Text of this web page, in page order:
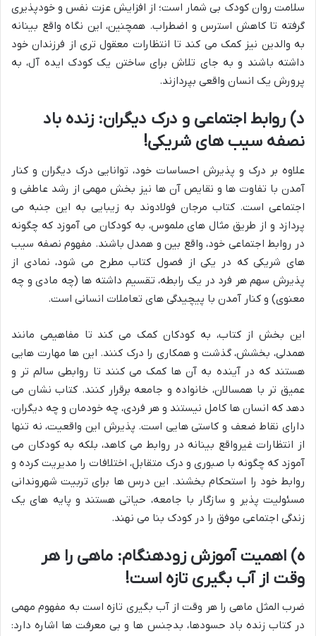
سلامت روان کودک بی شمار است؛ از افزایش عزت نفس و خودپذیری
گرفته تا کاهش استرس و اضطراب. همچنین، این نگاه واقع بینانه
به والدین نیز کمک می کند تا انتظارات معقول تری از فرزندان خود
داشته باشند و به جای تلاش برای ساختن یک کودک ایده آل، به
پرورش یک انسان واقعی بپردازند.
د) روابط اجتماعی و درک دیگران: زنده باد
نصفه سیب های شریکی!
علاوه بر درک و پذیرش احساسات خود، توانایی درک دیگران و کنار
آمدن با تفاوت ها و نقایص آن ها نیز بخش مهمی از رشد عاطفی و
اجتماعی است. کتاب مرجان فولادوند به زیبایی به این جنبه می
پردازد و از طریق مثال های ملموس، به کودکان می آموزد که چگونه
در روابط اجتماعی خود، واقع بین و همدل باشند. مفهوم نصفه سیب
های شریکی که در یکی از فصول کتاب مطرح می شود، نمادی از
پذیرش سهم هر فرد در یک رابطه، تقسیم داشته ها (چه مادی و چه
معنوی) و کنار آمدن با پیچیدگی های تعاملات انسانی است.
این بخش از کتاب، به کودکان کمک می کند تا مفاهیمی مانند
همدلی، بخشش، گذشت و همکاری را درک کنند. این ها مهارت هایی
هستند که در آینده به آن ها کمک می کنند تا روابطی سالم تر و
عمیق تر با همسالان، خانواده و جامعه برقرار کنند. کتاب نشان می
دهد که انسان ها کامل نیستند و هر فردی، چه خودمان و چه دیگران،
دارای نقاط ضعف و کاستی هایی است. پذیرش این واقعیت، نه تنها
از انتظارات غیرواقع بینانه در روابط می کاهد، بلکه به کودکان می
آموزد که چگونه با صبوری و درک متقابل، اختلافات را مدیریت کرده و
روابط خود را استحکام بخشند. این درس ها برای تربیت شهروندانی
مسئولیت پذیر و سازگار با جامعه، حیاتی هستند و پایه های یک
زندگی اجتماعی موفق را در کودک بنا می نهند.
ه) اهمیت آموزش زودهنگام: ماهی را هر
وقت از آب بگیری تازه است!
ضرب المثل ماهی را هر وقت از آب بگیری تازه است به مفهوم مهمی
در کتاب زنده باد حسودها، بدجنس ها و بی معرفت ها اشاره دارد: